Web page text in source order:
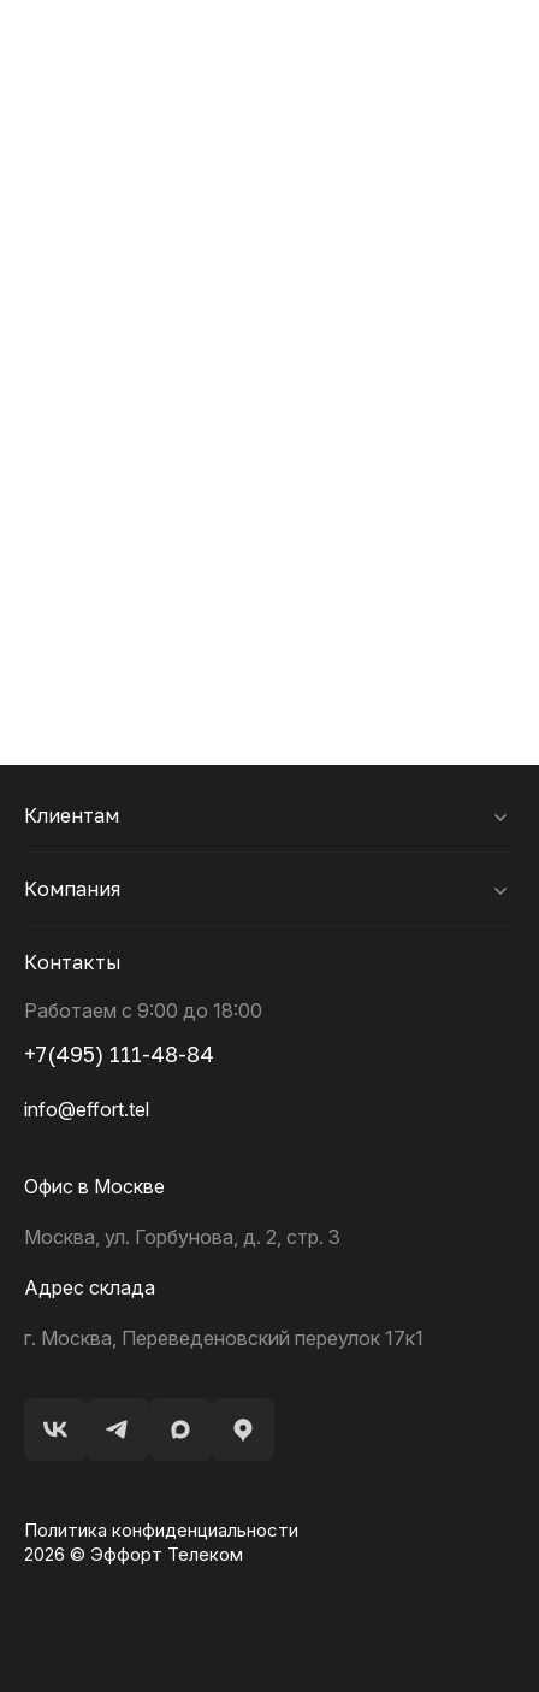
Клиентам
Компания
Контакты
Работаем с 9:00 до 18:00
+7(495) 111-48-84
info@effort.tel
Офис в Москве
Москва, ул. Горбунова, д. 2, стр. 3
Адрес склада
г. Москва, Переведеновский переулок 17к1
2026 © Эффорт Телеком
Политика конфиденциальности